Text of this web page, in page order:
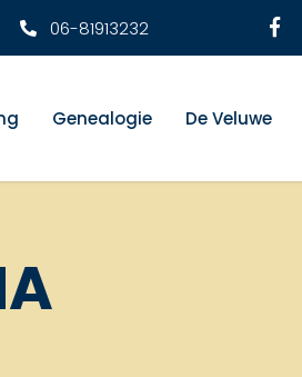
06-81913232
Genealogie De Veluwe